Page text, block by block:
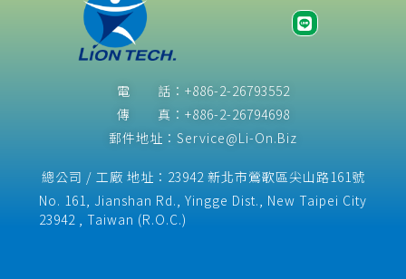
電 話：+886-2-26793552
傳 真：+886-2-26794698
郵件地址：Service@Li-On.Biz
總公司 / 工廠 地址：23942 新北市鶯歌區尖山路161號
No. 161, Jianshan Rd., Yingge Dist., New Taipei City
23942 , Taiwan (R.O.C.)​